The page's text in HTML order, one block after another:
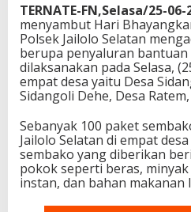
TERNATE-FN,Selasa/25-06-
menyambut Hari
Polsek Jailolo Selatan
berupa penyaluran bantuan
dilaksanakan pada Selasa,
empat desa yaitu Desa
Sidangoli Dehe, Desa
Sebanyak 100 paket
Jailolo Selatan di empat
sembako yang diberikan
pokok seperti beras,
instan, dan bahan makanan